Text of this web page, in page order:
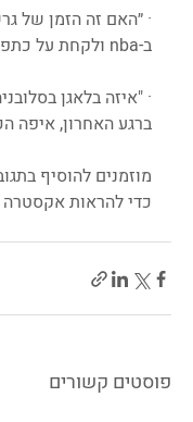
· ״האם זה הזמן של
ב-nba ולקחת על כתפיו את הצרפתים?״
· "איזה בלאגן
ברגע האחרון, איפה
מוזמנים להוסיף
כדי להראות אקסטרה
פוסטים קשורים